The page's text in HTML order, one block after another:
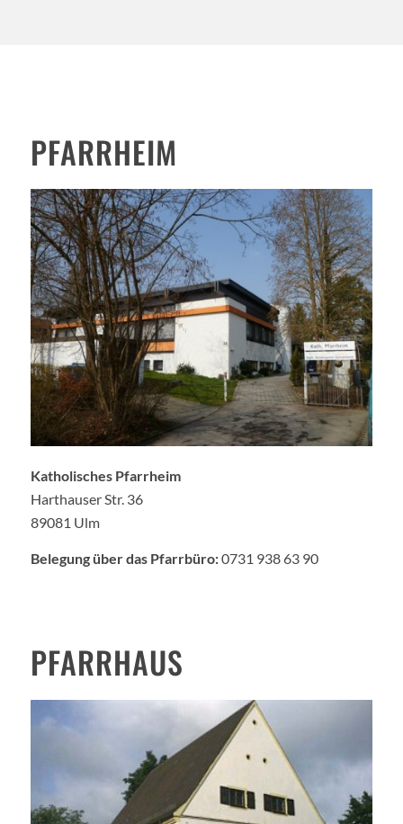
PFARRHEIM
Katholisches Pfarrheim
Harthauser Str. 36
89081 Ulm
Belegung über das Pfarrbüro:0731 938 63 90
PFARRHAUS